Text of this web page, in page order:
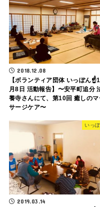
2018.12.08
【ボランティア団体 いっぽん
月8日 活動報告】〜安平町追分
養寺さんにて、第10回 癒しのマ
サージケア〜
いっぽ
2019.03.14